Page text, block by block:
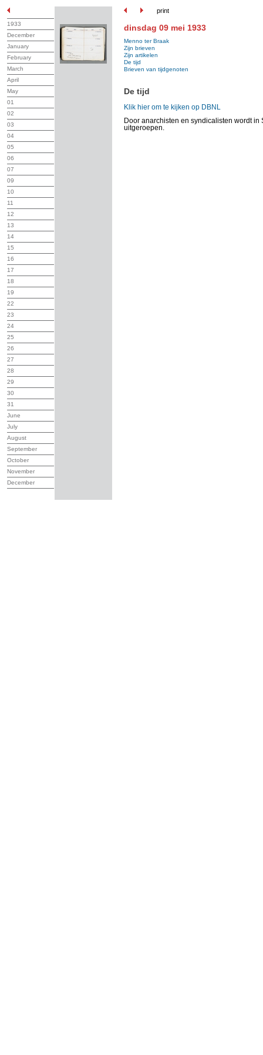
print
1933
December
January
February
March
April
May
01
02
03
04
05
06
07
09
10
11
12
13
14
15
16
17
18
19
22
23
24
25
26
27
28
29
30
31
June
July
August
September
October
November
December
dinsdag 09 mei 1933
Menno ter Braak
Zijn brieven
Zijn artikelen
De tijd
Brieven van tijdgenoten
De tijd
Klik hier om te kijken op DBNL
Door anarchisten en syndicalisten wordt
uitgeroepen.